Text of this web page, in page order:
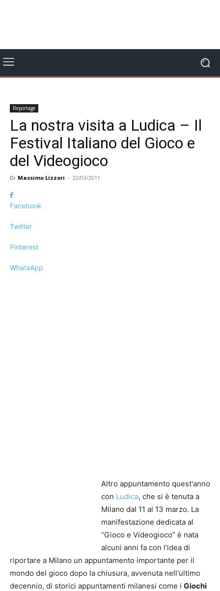
Reportage
La nostra visita a Ludica – Il
Festival Italiano del Gioco e
del Videogioco
Di Massimo Lizzori - 22/03/2011
Facebook
Twitter
Pinterest
WhatsApp
Altro appuntamento quest'anno
con Ludica, che si è tenuta a
Milano dal 11 al 13 marzo. La
manifestazione dedicata al
“Gioco e Videogioco” è nata
alcuni anni fa con l'idea di
riportare a Milano un appuntamento importante per il
mondo del gioco dopo la chiusura, avvenuta nell'ultimo
decennio, di storici appuntamenti milanesi come i Giochi